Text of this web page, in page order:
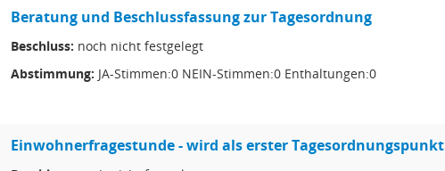
Beratung und Beschlussfassung zur Tagesordnung
Beschluss: noch nicht festgelegt
Abstimmung: JA-Stimmen:0 NEIN-Stimmen:0 Enthaltungen:0
Einwohnerfragestunde - wird als erster